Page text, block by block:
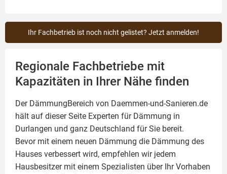
Ihr Fachbetrieb ist noch nicht gelistet? Jetzt anmelden!
Regionale Fachbetriebe mit
Kapazitäten in Ihrer Nähe finden
Der DämmungBereich von Daemmen-und-Sanieren.de
hält auf dieser Seite Experten für Dämmung in
Durlangen und ganz Deutschland für Sie bereit.
Bevor mit einem neuen Dämmung die Dämmung des
Hauses verbessert wird, empfehlen wir jedem
Hausbesitzer mit einem Spezialisten über Ihr Vorhaben